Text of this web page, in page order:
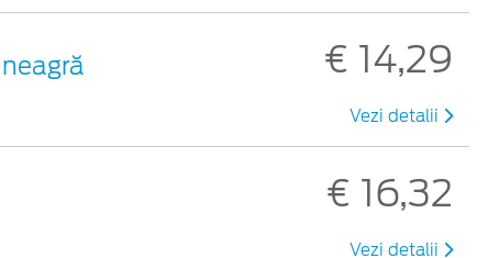
€ 14,29
Vezi detalii
€ 16,32
Vezi detalii